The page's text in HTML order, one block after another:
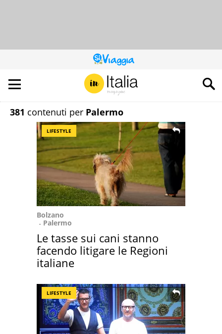
QUESTO
SITO
CONTRIBUISCE
ALL’AUDIENCE
DI
381 contenuti per Palermo
LIFESTYLE
Bolzano
Palermo
Le tasse sui cani stanno
facendo litigare le Regioni
italiane
LIFESTYLE